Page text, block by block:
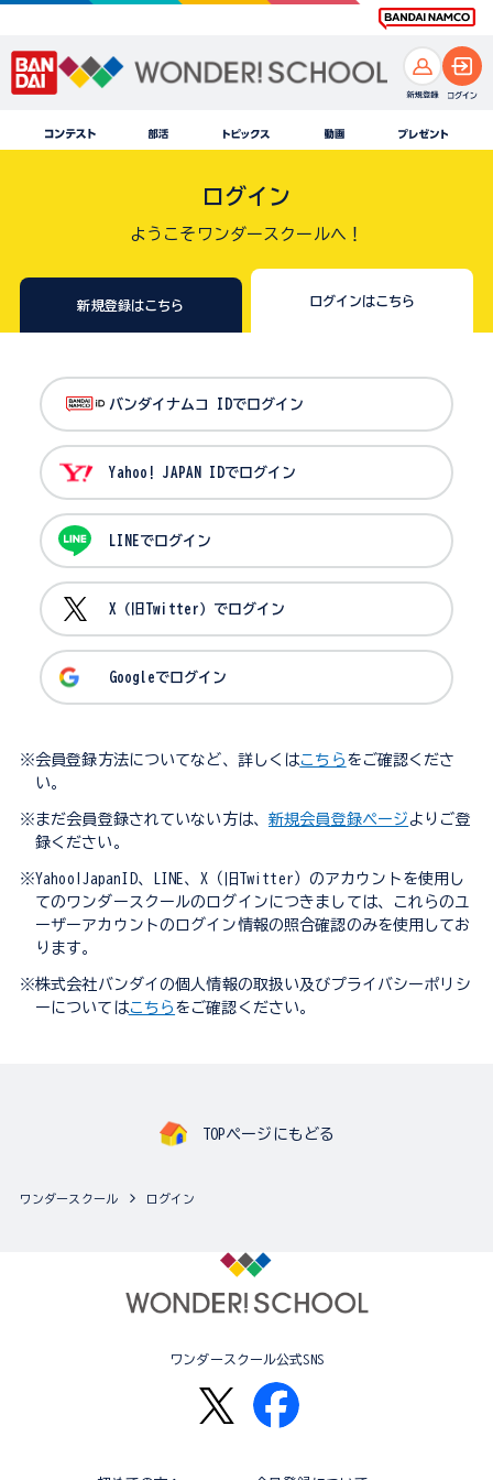
ログイン
ようこそワンダースクールへ！
新規登録はこちら ログインはこちら
バンダイナムコ IDでログイン
Yahoo! JAPAN IDでログイン
LINEでログイン
X（旧Twitter）でログイン
Googleでログイン
※会員登録方法についてなど、詳しくはこちら をご確認くださ
い。
※まだ会員登録されていない方は、 新規会員登録ページ よりご登
録ください。
※Yahoo!JapanID、LINE、X（旧Twitter）のアカウントを使用し
てのワンダースクールのログインにつきましては、これらのユ
ーザーアカウントのログイン情報の照合確認のみを使用してお
ります。
※株式会社バンダイの個人情報の取扱い及びプライバシーポリシ
ーについてはこちら をご確認ください。
TOPページにもどる
ワンダースクール ログイン
ワンダースクール公式SNS